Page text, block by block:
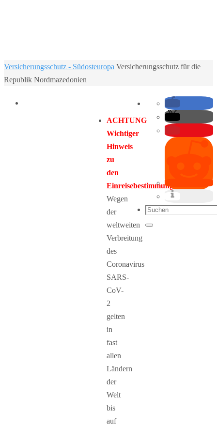
Home
Versicherungsschutz - Südosteuropa Versicherungsschutz für die
Republik Nordmazedonien
ACHTUNG
Wichtiger
Hinweis
zu
den
Einreisebestimmungen:
Wegen
der
weltweiten
Verbreitung
des
Coronavirus
SARS-
CoV-
2
gelten
in
fast
allen
Ländern
der
Welt
bis
auf
Suchen
nach:
Suchen